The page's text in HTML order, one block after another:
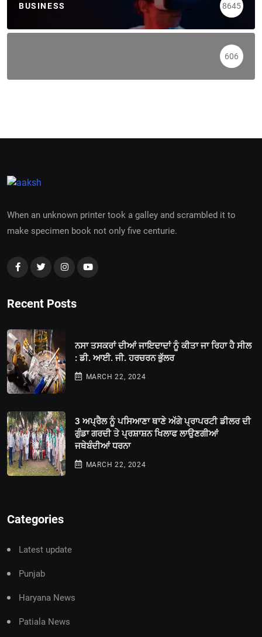
BUSINESS 8645
606
When an unknown printer took a galley and scrambled it to
make specimen book not only five centurie.
Recent Posts
ਨਸਾ ਤਸਕਰਾਂ ਦੀਆਂ ਜਾਇਦਾਦਾਂ ਨੂੰ ਕੀਤਾ ਜਾ ਰਿਹਾ ਹੈ ਸੀਲ
: ਡੀ. ਆਈ. ਜੀ. ਹਰਚਰਨ ਭੁੱਲਰ
MARCH 22, 2024
3 ਅਪ੍ਰੈਲ ਨੂੰ ਪਸਿਆਣਾ ਥਾਣੇ ਅੱਗੇ ਪ੍ਰਾਪਰਟੀ ਡੀਲਰ ਦੀ
ਗੁੰਡਾ ਗਰਦੀ ਤੇ ਪ੍ਰਸ਼ਾਸ਼ਨ ਖਿਲਾਫ ਲਾਉਣਗੀਆਂ
ਜਥੇਬੰਦੀਆਂ ਧਰਨਾ
MARCH 22, 2024
Categories
Latest update
Punjab
Haryana News
Patiala News